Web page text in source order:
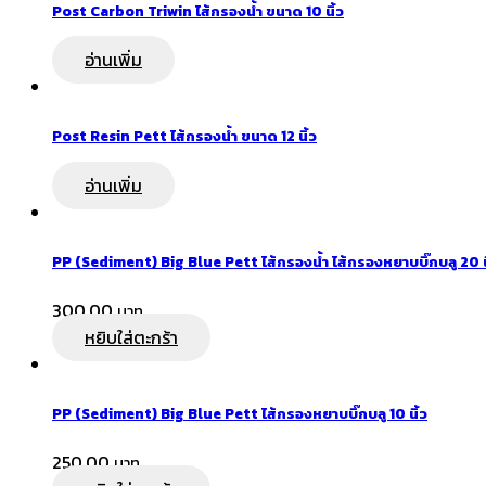
Post Carbon Triwin ไส้กรองน้ำ ขนาด 10 นิ้ว
อ่านเพิ่ม
Post Resin Pett ไส้กรองน้ำ ขนาด 12 นิ้ว
อ่านเพิ่ม
PP (Sediment) Big Blue Pett ไส้กรองน้ำ ไส้กรองหยาบบิ๊กบลู 20
300.00
หยิบใส่ตะกร้า
PP (Sediment) Big Blue Pett ไส้กรองหยาบบิ๊กบลู 10 นิ้ว
250.00